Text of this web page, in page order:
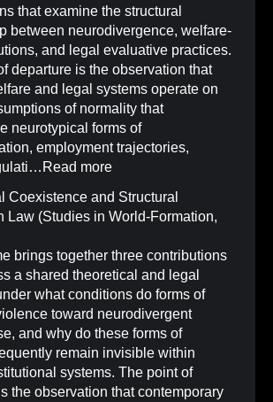
that examine the structural
between neurodivergence, welfare-
and legal evaluative practices.
departure is the observation that
and legal systems operate on
of normality that
neurotypical forms of
employment trajectories,
Read more
Coexistence and Structural
Law (Studies in World-Formation,
brings together three contributions
a shared theoretical and legal
what conditions do forms of
toward neurodivergent
and why do these forms of
remain invisible within
systems. The point of
the observation that contemporary